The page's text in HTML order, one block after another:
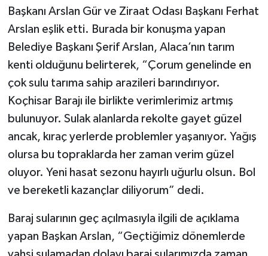
Başkanı Arslan Gür ve Ziraat Odası Başkanı Ferhat
Arslan eşlik etti. Burada bir konuşma yapan
Belediye Başkanı Şerif Arslan, Alaca’nın tarım
kenti olduğunu belirterek, “Çorum genelinde en
çok sulu tarıma sahip arazileri barındırıyor.
Koçhisar Barajı ile birlikte verimlerimiz artmış
bulunuyor. Sulak alanlarda rekolte gayet güzel
ancak, kıraç yerlerde problemler yaşanıyor. Yağış
olursa bu topraklarda her zaman verim güzel
oluyor. Yeni hasat sezonu hayırlı uğurlu olsun. Bol
ve bereketli kazançlar diliyorum” dedi.
Baraj sularının geç açılmasıyla ilgili de açıklama
yapan Başkan Arslan, “Geçtiğimiz dönemlerde